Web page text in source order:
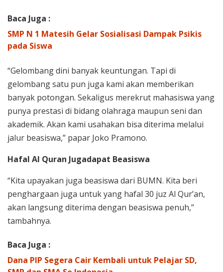
Baca Juga :
SMP N 1 Matesih Gelar Sosialisasi Dampak Psikis
pada Siswa
“Gelombang dini banyak keuntungan. Tapi di
gelombang satu pun juga kami akan memberikan
banyak potongan. Sekaligus merekrut mahasiswa yang
punya prestasi di bidang olahraga maupun seni dan
akademik. Akan kami usahakan bisa diterima melalui
jalur beasiswa,” papar Joko Pramono.
Hafal Al Quran Jugadapat Beasiswa
“Kita upayakan juga beasiswa dari BUMN. Kita beri
penghargaan juga untuk yang hafal 30 juz Al Qur’an,
akan langsung diterima dengan beasiswa penuh,”
tambahnya.
Baca Juga :
Dana PIP Segera Cair Kembali untuk Pelajar SD,